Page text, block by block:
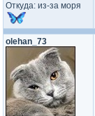
Откуда: из-за моря
olehan_73